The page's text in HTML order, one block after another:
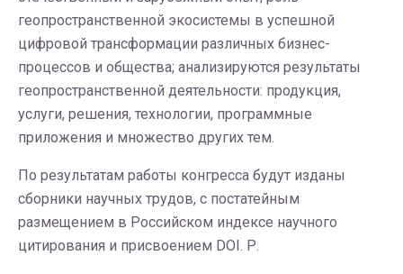
геопространственной экосистемы в успешной
цифровой трансформации различных бизнес-
процессов и общества; анализируются результаты
геопространственной деятельности: продукция,
услуги, решения, технологии, программные
приложения и множество других тем.
По результатам работы конгресса будут изданы
сборники научных трудов, с постатейным
размещением в Российском индексе научного
цитирования и присвоением DOI. Р.